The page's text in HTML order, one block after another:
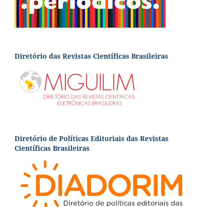
Diretório das Revistas Científicas Brasileiras
Diretório de Políticas Editoriais das Revistas
Científicas Brasileiras